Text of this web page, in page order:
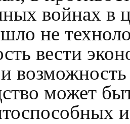
войнах в
не
вести
может